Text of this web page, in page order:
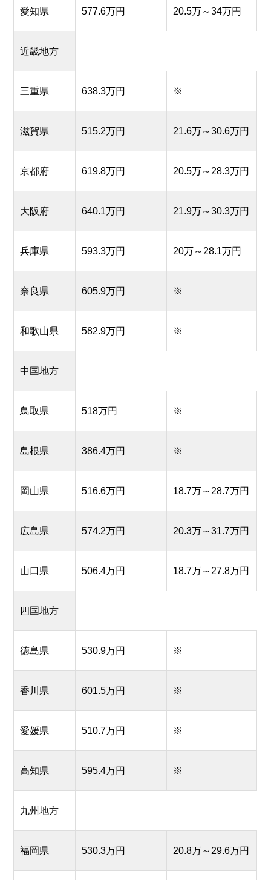
愛知県 577.6万円 20.5万～34万円
近畿地方
三重県 638.3万円 ※
滋賀県 515.2万円 21.6万～30.6万円
京都府 619.8万円 20.5万～28.3万円
大阪府 640.1万円 21.9万～30.3万円
兵庫県 593.3万円 20万～28.1万円
奈良県 605.9万円 ※
和歌山県 582.9万円 ※
中国地方
鳥取県 518万円 ※
島根県 386.4万円 ※
岡山県 516.6万円 18.7万～28.7万円
広島県 574.2万円 20.3万～31.7万円
山口県 506.4万円 18.7万～27.8万円
四国地方
徳島県 530.9万円 ※
香川県 601.5万円 ※
愛媛県 510.7万円 ※
高知県 595.4万円 ※
九州地方
福岡県 530.3万円 20.8万～29.6万円